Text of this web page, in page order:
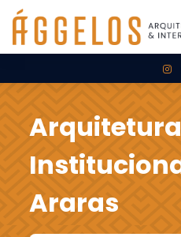
Arquitetura
Araras